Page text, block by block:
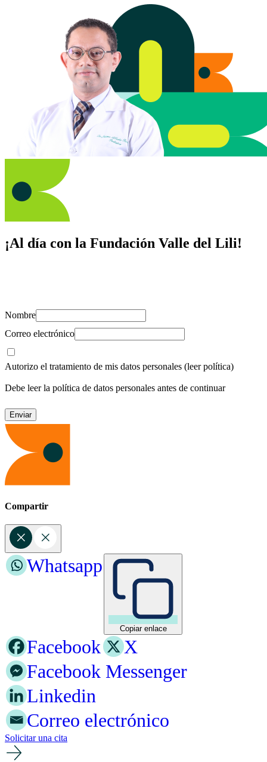
¡Al día con la Fundación Valle del Lili!
Nombre
Correo electrónico
Autorizo el tratamiento de mis datos personales (leer política)
Debe leer la política de datos personales antes de continuar
Compartir
Copiar enlace
Whatsapp
Facebook
X
Facebook Messenger
Linkedin
Correo electrónico
Solicitar una cita